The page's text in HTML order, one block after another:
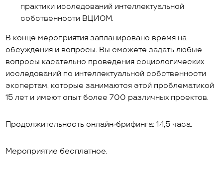
практики исследований интеллектуальной
собственности ВЦИОМ.
В конце мероприятия запланировано время на
обсуждения и вопросы. Вы сможете задать любые
вопросы касательно проведения социологических
исследований по интеллектуальной собственности
экспертам, которые занимаются этой проблематикой
15 лет и имеют опыт более 700 различных проектов.
Продолжительность онлайн-брифинга: 1-1,5 часа.
Мероприятие бесплатное.